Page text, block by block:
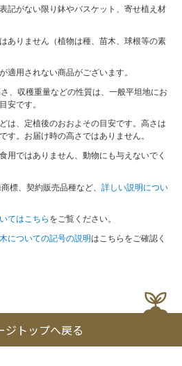
記がない限り鉢やバスケット、寄せ植え材
ありません（植物は種、苗木、球根等の素
適用されない商品がございます。
、収穫重量などの性質は、一般平坦地にお
安です。
は、定植後のおおよその目安です。高さは
す。お届け時の高さではありません。
用ではありません、動物にも与えないでく
標、契約販売品種など、詳しい説明につい
てはこちら をご覧ください。
についての記号の説明はこちらをご確認く
ジトップへ戻る